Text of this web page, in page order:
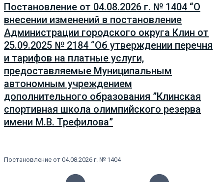
Постановление от 04.08.2026 г. № 1404 “О
внесении изменений в постановление
Администрации городского округа Клин от
25.09.2025 № 2184 “Об утверждении перечня
и тарифов на платные услуги,
предоставляемые Муниципальным
автономным учреждением
дополнительного образования ”Клинская
спортивная школа олимпийского резерва
имени М.В. Трефилова”
Постановление от 04.08.2026 г. № 1404